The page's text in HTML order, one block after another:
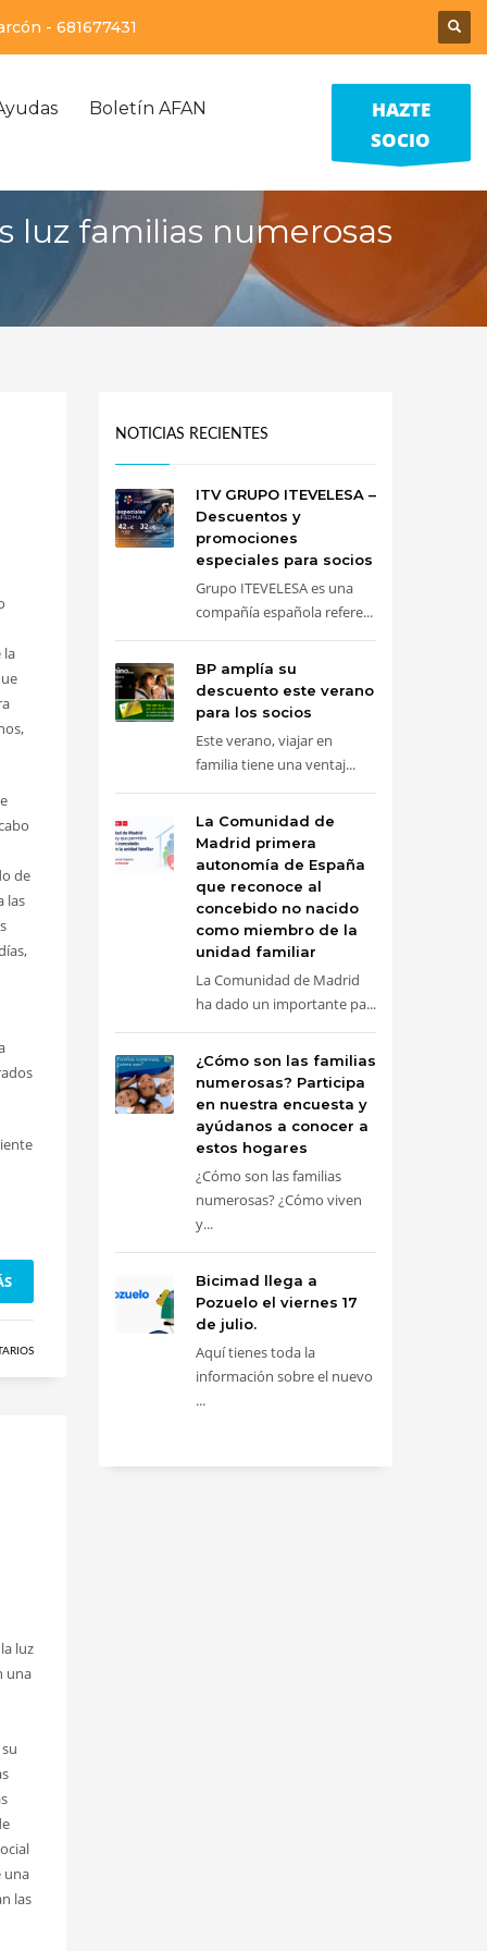
- 681677431
Boletín AFAN
HAZTE
SOCIO
luz familias numerosas
la
de
las
luz
una
una
las
NOTICIAS RECIENTES
ITV GRUPO ITEVELESA –
Descuentos y
promociones
especiales para socios
Grupo ITEVELESA es una
compañía española refere...
BP amplía su
descuento este verano
para los socios
Este verano, viajar en
familia tiene una ventaj...
La Comunidad de
Madrid primera
autonomía de España
que reconoce al
concebido no nacido
como miembro de la
unidad familiar
La Comunidad de Madrid
ha dado un importante pa...
¿Cómo son las familias
numerosas? Participa
en nuestra encuesta y
ayúdanos a conocer a
estos hogares
¿Cómo son las familias
numerosas? ¿Cómo viven
y...
Bicimad llega a
Pozuelo el viernes 17
de julio.
Aquí tienes toda la
información sobre el nuevo
...